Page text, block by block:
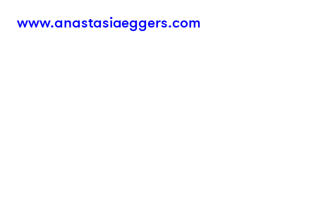
www.anastasiaeggers.com